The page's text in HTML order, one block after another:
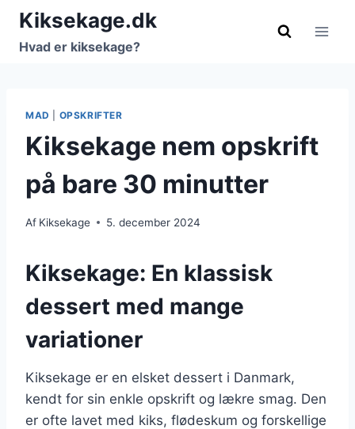
Fortsæt
indhold
Kiksekage.dk
Hvad er kiksekage?
MAD OPSKRIFTER
Kiksekage nem opskrift
på bare 30 minutter
Af Kiksekage 5. december 2024
Kiksekage: En klassisk
dessert med mange
variationer
Kiksekage er en elsket dessert i Danmark,
kendt for sin enkle opskrift og lækre smag. Den
er ofte lavet med kiks, flødeskum og forskellige